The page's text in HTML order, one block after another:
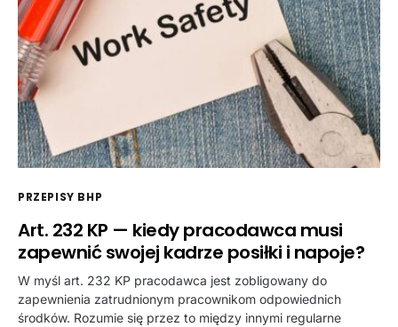
PRZEPISY BHP
Art. 232 KP — kiedy pracodawca musi
zapewnić swojej kadrze posiłki i napoje?
W myśl art. 232 KP pracodawca jest zobligowany do
zapewnienia zatrudnionym pracownikom odpowiednich
środków. Rozumie się przez to między innymi regularne